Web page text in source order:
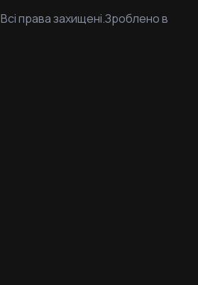
Всі права захищені.Зроблено в